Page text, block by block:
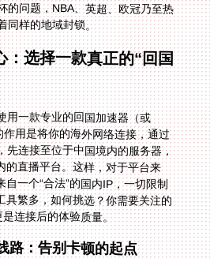
同样的地域封锁。
：选择一款真正的“回国
用一款专业的回国加速器（或
用是将你的海外网络连接，通过
连接至位于中国境内的服务器，
直播平台。这样，对于平台来
一个“合法”的国内IP，一切限制
繁多，如何挑选？你需要关注的
连接后的体验质量。
路：告别卡顿的起点